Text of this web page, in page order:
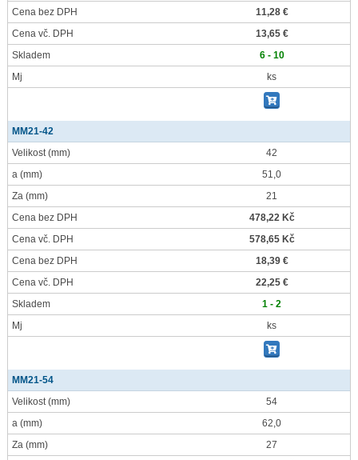
Cena bez DPH
11,28 €
Cena vč. DPH
13,65 €
Skladem
6 - 10
Mj
ks
MM21-42
Velikost(mm)
42
a (mm)
51,0
Za (mm)
21
Cena bez DPH
478,22 Kč
Cena vč. DPH
578,65 Kč
Cena bez DPH
18,39 €
Cena vč. DPH
22,25 €
Skladem
1 - 2
Mj
ks
MM21-54
Velikost(mm)
54
a (mm)
62,0
Za (mm)
27